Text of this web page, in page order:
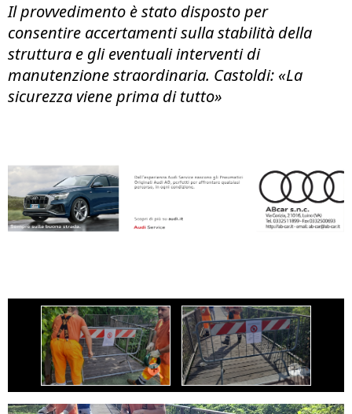
Il provvedimento è stato disposto per
consentire accertamenti sulla stabilità della
struttura e gli eventuali interventi di
manutenzione straordinaria. Castoldi: «La
sicurezza viene prima di tutto»